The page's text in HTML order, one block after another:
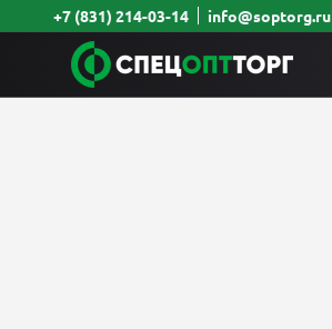
+7 (831) 214-03-14 info@soptorg.ru